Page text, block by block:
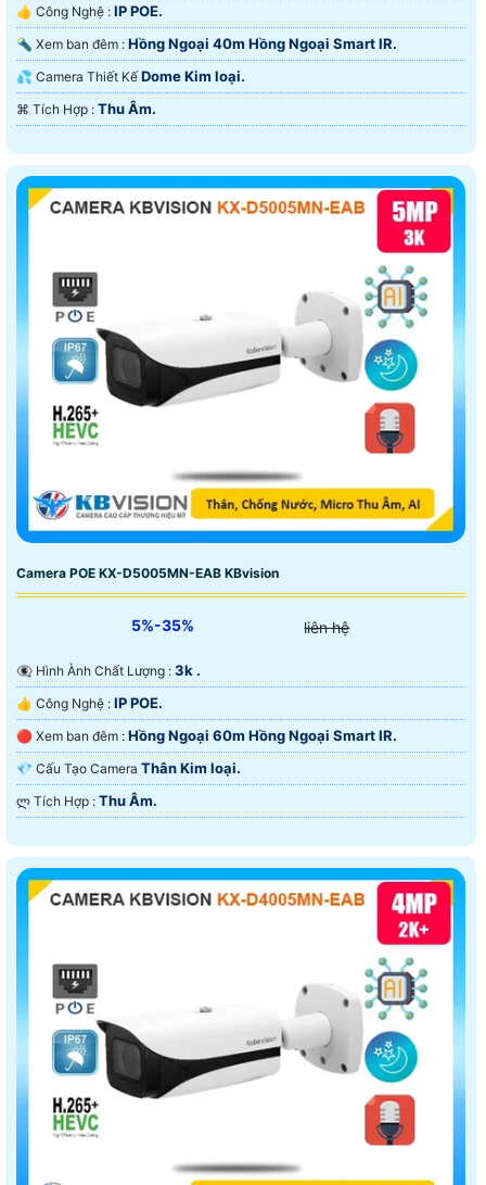
👍 Công Nghệ : IP POE.
🔦 Xem ban đêm : Hồng Ngoại 40m Hồng Ngoại Smart IR.
💦 Camera Thiết Kế Dome Kim loại.
️⌘ Tích Hợp : Thu Âm.
Camera POE KX-D5005MN-EAB KBvision
5%-35% liên hệ
👁️‍🗨 Hình Ành Chất Lượng : 3k .
👍 Công Nghệ : IP POE.
🔴 Xem ban đêm : Hồng Ngoại 60m Hồng Ngoại Smart IR.
💎 Cấu Tạo Camera Thân Kim loại.
️ლ Tích Hợp : Thu Âm.